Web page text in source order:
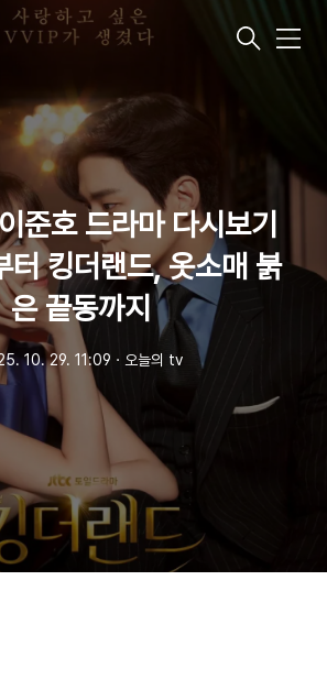
메
준호 드라마 다시보기
터 킹더랜드, 옷소매 붉
은 끝동까지
10. 29. 11:09 ㆍ 오늘의 tv